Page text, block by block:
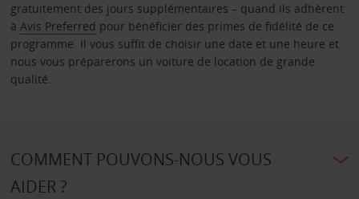
gratuitement des jours supplémentaires – quand ils adhèrent
à Avis Preferred pour bénéficier des primes de fidélité de ce
programme. Il vous suffit de choisir une date et une heure et
nous vous préparerons un voiture de location de grande
qualité.
COMMENT POUVONS-NOUS VOUS
AIDER ?